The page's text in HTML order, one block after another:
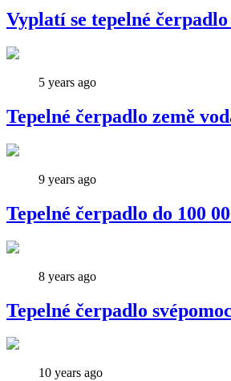
Vyplatí se tepelné
5 years ago
Tepelné čerpadlo země
9 years ago
Tepelné čerpadlo do 100
8 years ago
Tepelné čerpadlo
10 years ago